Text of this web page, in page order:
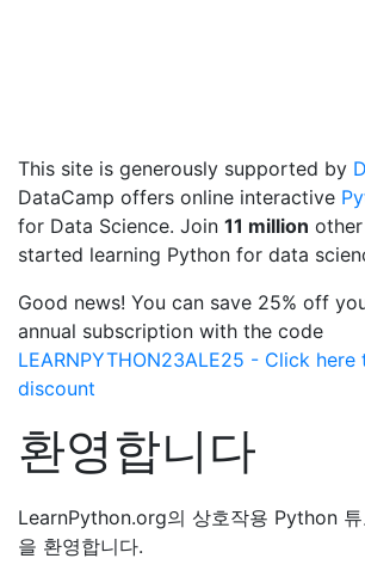
This site is generously supported by
DataCamp offers online interactive
for Data Science. Join 11 million
started learning Python for data
Good news! You can save 25% off
annual subscription with the code
LEARNPYTHON23ALE25 - Click
discount
환영합니다
LearnPython.org의 상호작용 Python
을 환영합니다.